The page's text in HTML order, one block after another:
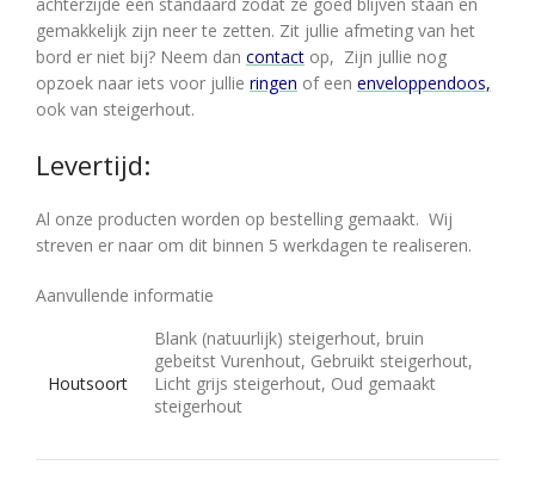
gemakkelijk zijn neer te zetten. Zit jullie afmeting van het
bord er niet bij? Neem dan contact op, Zijn jullie nog
opzoek naar iets voor jullie ringen of een enveloppendoos,
ook van steigerhout.
Levertijd:
Al onze producten worden op bestelling gemaakt. Wij
streven er naar om dit binnen 5 werkdagen te realiseren.
Aanvullende informatie
Houtsoort
Blank (natuurlijk) steigerhout, bruin
gebeitst Vurenhout, Gebruikt steigerhout,
Licht grijs steigerhout, Oud gemaakt
steigerhout